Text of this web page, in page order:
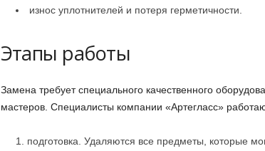
износ уплотнителей и потеря герметичности.
Этапы работы
Замена требует специального качественного
мастеров. Специалисты компании «Артегласс»
подготовка. Удаляются все предметы, которые